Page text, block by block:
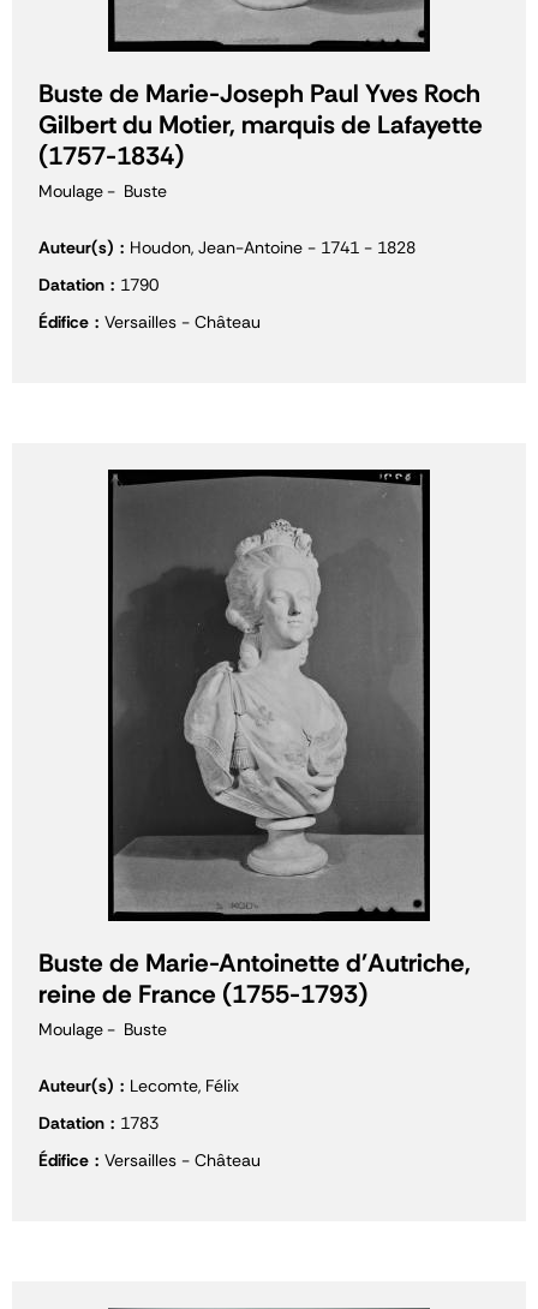
Buste de Marie-Joseph Paul Yves Roch
Gilbert du Motier, marquis de Lafayette
(1757-1834)
Moulage Buste
Auteur(s)
Houdon, Jean-Antoine - 1741 - 1828
Datation
1790
Édifice
Versailles - Château
Buste de Marie-Antoinette d'Autriche,
reine de France (1755-1793)
Moulage Buste
Auteur(s)
Lecomte, Félix
Datation
1783
Édifice
Versailles - Château